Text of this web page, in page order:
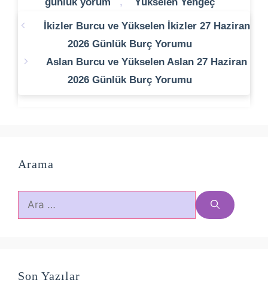
İkizler Burcu ve Yükselen İkizler 27 Haziran
2026 Günlük Burç Yorumu
Aslan Burcu ve Yükselen Aslan 27 Haziran
2026 Günlük Burç Yorumu
Arama
için
Son Yazılar